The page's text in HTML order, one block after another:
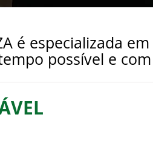
é especializada
possível e